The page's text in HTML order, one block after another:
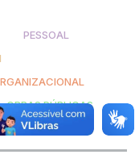
PESSOAL
OBRAS PÚBLICAS